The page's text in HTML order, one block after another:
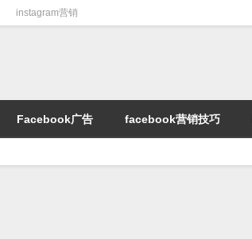
instagram营销
Facebook广告 facebook营销技巧